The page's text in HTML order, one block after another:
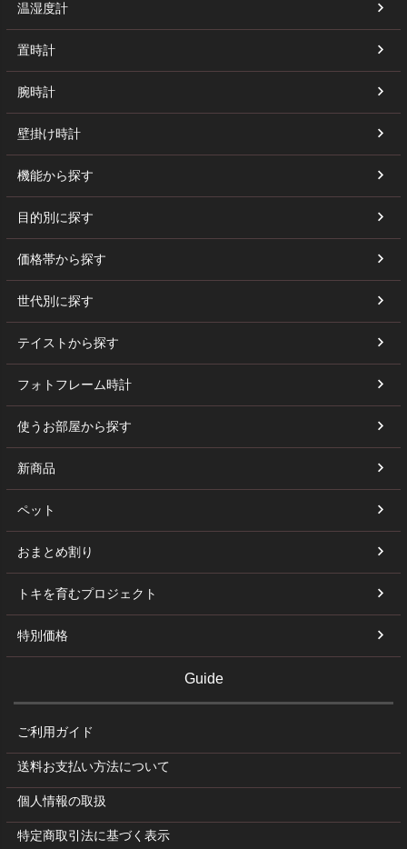
温湿度計
置時計
腕時計
壁掛け時計
機能から探す
目的別に探す
価格帯から探す
世代別に探す
テイストから探す
フォトフレーム時計
使うお部屋から探す
新商品
ペット
おまとめ割り
トキを育むプロジェクト
特別価格
Guide
ご利用ガイド
送料お支払い方法について
個人情報の取扱
特定商取引法に基づく表示